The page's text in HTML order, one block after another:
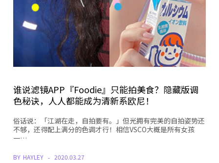
谁说滤镜APP『Foodie』只能拍美食？隐藏版调
色秘诀，人人都能成为清新系欧尼！
俗话说：「江湖在走，自拍要有。」但光拥有完美的自拍姿势还
不够，还得配上满分的色调才行！相信VSCO大概是所有女孩
一…
BY HAYLEY 2020.03.27